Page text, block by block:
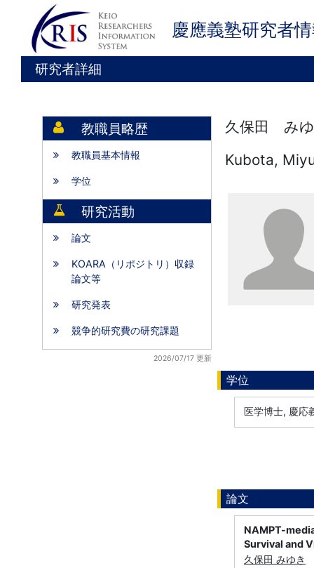
慶應義塾研究者
研究者詳細
教職員略歴
教職員基本情報
学位
研究活動
論文
KOARA（リポジトリ）収録
論文等
研究発表
競争的研究費の研究課題
2026/07/17 更新
久保田 み
Kubota,
学位
医学博士, 慶応
論文
NAMPT-
Survival and
久保田 みゆき